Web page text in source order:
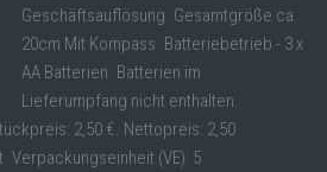
Geschäftsauflösung. Gesamtgröße ca.
20cm Mit Kompass. Batteriebetrieb - 3 x
AA Batterien. Batterien im
Lieferumpfang nicht enthalten.
2,50 €. Nettopreis: 2,50
Verpackungseinheit (VE): 5